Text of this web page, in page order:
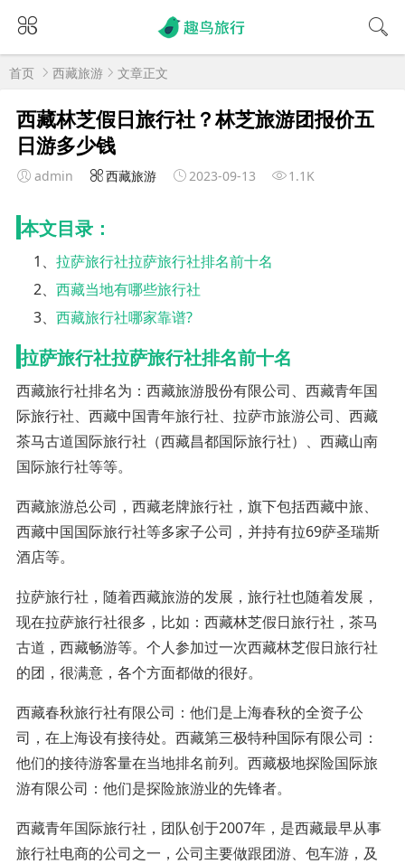
首页 西藏旅游 文章正文
西藏林芝假日旅行社？林芝旅游团报价五
日游多少钱
admin 西藏旅游 2023-09-13 1.1K
本文目录：
1、拉萨旅行社拉萨旅行社排名前十名
2、西藏当地有哪些旅行社
3、西藏旅行社哪家靠谱?
拉萨旅行社拉萨旅行社排名前十名
西藏旅行社排名为：西藏旅游股份有限公司、西藏青年国
际旅行社、西藏中国青年旅行社、拉萨市旅游公司、西藏
茶马古道国际旅行社（西藏昌都国际旅行社）、西藏山南
国际旅行社等等。
西藏旅游总公司，西藏老牌旅行社，旗下包括西藏中旅、
西藏中国国际旅行社等多家子公司，并持有拉69萨圣瑞斯
酒店等。
拉萨旅行社，随着西藏旅游的发展，旅行社也随着发展，
现在拉萨旅行社很多，比如：西藏林芝假日旅行社，茶马
古道，西藏畅游等。个人参加过一次西藏林芝假日旅行社
的团，很满意，各个方面都做的很好。
西藏春秋旅行社有限公司：他们是上海春秋的全资子公
司，在上海设有接待处。西藏第三极特种国际有限公司：
他们的接待游客量在当地排名前列。西藏极地探险国际旅
游有限公司：他们是探险旅游业的先锋者。
西藏青年国际旅行社，团队创于2007年，是西藏最早从事
旅行社电商的公司之一，公司主要做跟团游、包车游，及